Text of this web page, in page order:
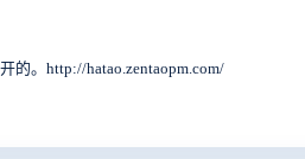
的。http://hatao.zentaopm.com/